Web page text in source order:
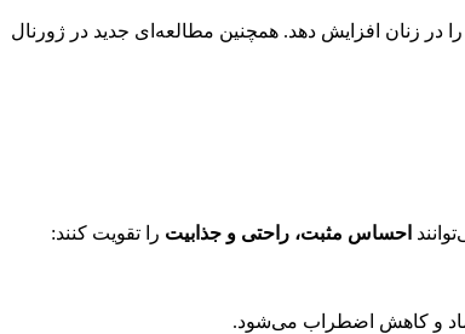
زنان افزایش دهد. همچنین مطالعه‌ای جدید در ژورنال
احساس مثبت، راحتی و جذابیت را تقویت کنند:
و کاهش اضطراب می‌شود.